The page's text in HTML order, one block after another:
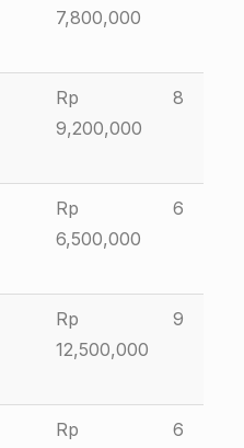
7,800,000
Rp
9,200,000
8
Rp
6,500,000
6
Rp
12,500,000
9
Rp
6